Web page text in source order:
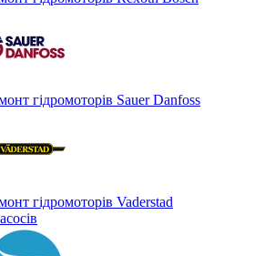
гідромоторів Sauer Danfoss
гідромоторів Vaderstad